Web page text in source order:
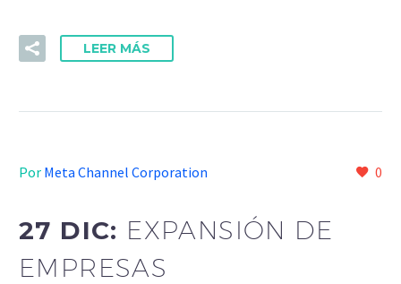
LEER MÁS
0
Por Meta Channel Corporation
27 DIC: EXPANSIÓN DE
EMPRESAS